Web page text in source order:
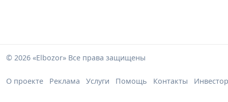
© 2026 «Elbozor» Все права защищены
О проекте Реклама Услуги Помощь Контакты